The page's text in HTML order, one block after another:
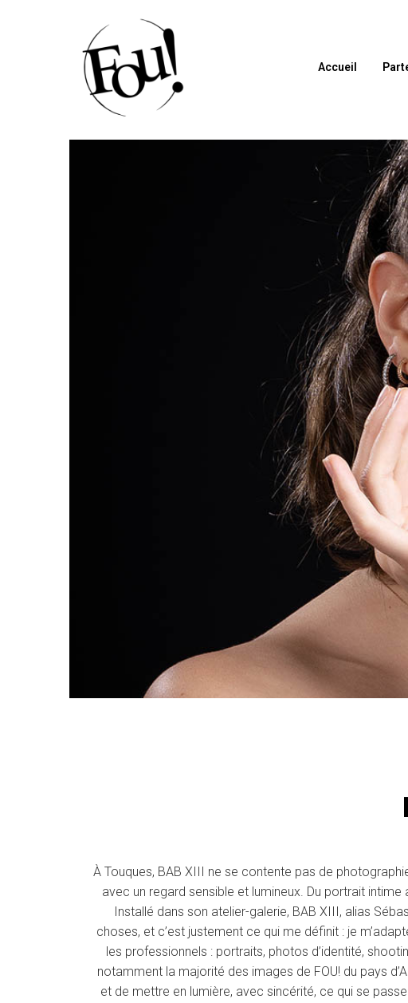
Accueil
À Touques, BAB XIII ne se contente pas de
avec un regard sensible et lumineux. Du portrait
Installé dans son atelier-galerie, BAB XIII, alias
choses, et c’est justement ce qui me définit : je
les professionnels : portraits, photos d’identité,
notamment la majorité des images de FOU! du pays
et de mettre en lumière, avec sincérité, ce qui se